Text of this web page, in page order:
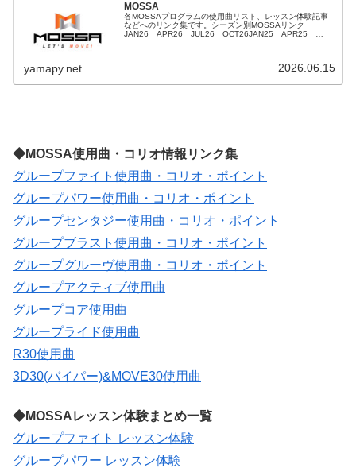
MOSSA
各MOSSAプログラムの使用曲リスト、レッスン体験記事
などへのリンク集です。シーズン別MOSSAリンク
JAN26 APR26 JUL26 OCT26JAN25 APR25
yamapy.net 2026.06.15
◆MOSSA使用曲・コリオ情報リンク集
グループファイト使用曲・コリオ・ポイント
グループパワー使用曲・コリオ・ポイント
グループセンタジー使用曲・コリオ・ポイント
グループブラスト使用曲・コリオ・ポイント
グループグルーヴ使用曲・コリオ・ポイント
グループアクティブ使用曲
グループコア使用曲
グループライド使用曲
R30使用曲
3D30(バイパー)&MOVE30使用曲
◆MOSSAレッスン体験まとめ一覧
グループファイト レッスン体験
グループパワー レッスン体験